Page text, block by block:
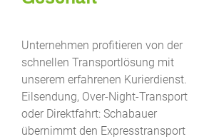
Unternehmen profitieren von der
schnellen Transportlösung mit
unserem erfahrenen Kurierdienst.
Eilsendung, Over-Night-Transport
oder Direktfahrt: Schabauer
übernimmt den Expresstransport